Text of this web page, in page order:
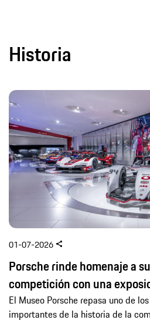
Historia
Porsche rinde homenaje a su
competición con una
El Museo Porsche repasa uno de
importantes de la historia de la